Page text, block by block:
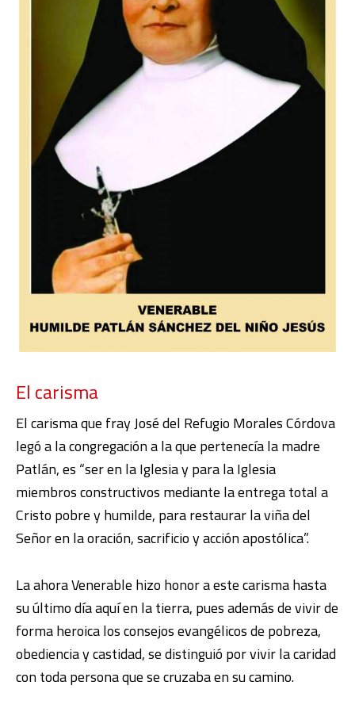
El carisma
El carisma que fray José del Refugio Morales Córdova
legó a la congregación a la que pertenecía la madre
Patlán, es “ser en la Iglesia y para la Iglesia
miembros constructivos mediante la entrega total a
Cristo pobre y humilde, para restaurar la viña del
Señor en la oración, sacrificio y acción apostólica”.
La ahora Venerable hizo honor a este carisma hasta
su último día aquí en la tierra, pues además de vivir de
forma heroica los consejos evangélicos de pobreza,
obediencia y castidad, se distinguió por vivir la caridad
con toda persona que se cruzaba en su camino.